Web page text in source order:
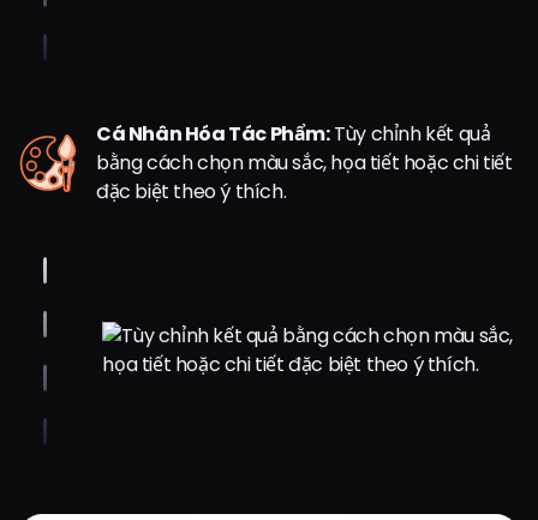
Cá Nhân Hóa Tác Phẩm:Tùy chỉnh kết quả
bằng cách chọn màu sắc, họa tiết hoặc chi tiết
đặc biệt theo ý thích.